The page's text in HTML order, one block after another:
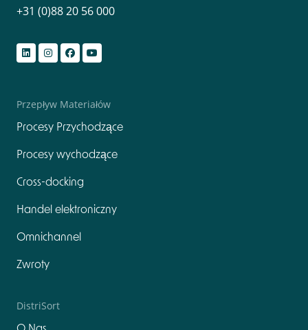
+31 (0)88 20 56 000
Przepływ Materiałów
Procesy Przychodzące
Procesy wychodzące
Cross-docking
Handel elektroniczny
Omnichannel
Zwroty
DistriSort